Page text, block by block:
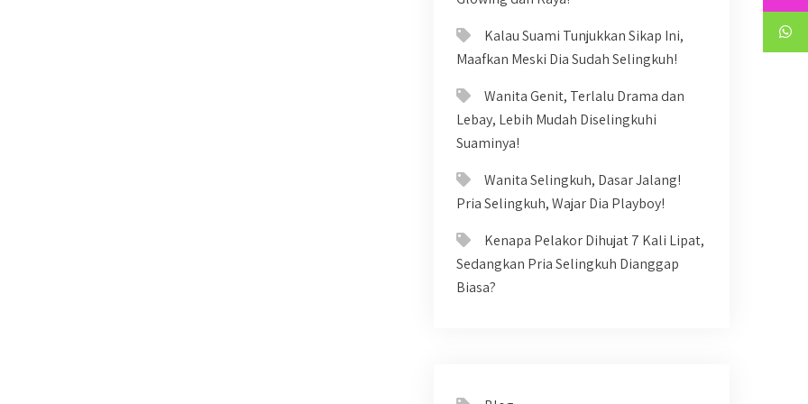
Kalau Suami Tunjukkan Sikap Ini,
Maafkan Meski Dia Sudah Selingkuh!
Wanita Genit, Terlalu Drama dan
Lebay, Lebih Mudah Diselingkuhi
Suaminya!
Wanita Selingkuh, Dasar Jalang!
Pria Selingkuh, Wajar Dia Playboy!
Kenapa Pelakor Dihujat 7 Kali Lipat,
Sedangkan Pria Selingkuh Dianggap
Biasa?